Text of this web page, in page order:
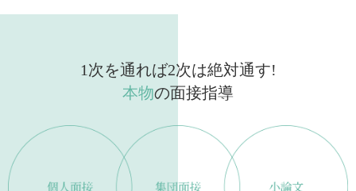
1次を通れば2次は絶対通す!
本物の面接指導